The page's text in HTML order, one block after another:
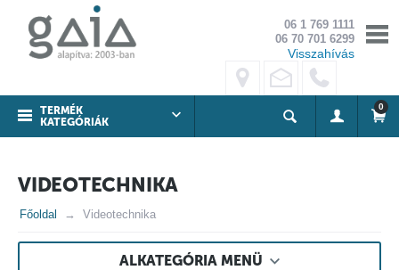
06 1 769 1111
06 70 701 6299
Visszahívás
TERMÉK
KATEGÓRIÁK
0
VIDEOTECHNIKA
Főoldal Videotechnika
ALKATEGÓRIA MENÜ